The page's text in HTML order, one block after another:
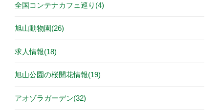
全国コンテナカフェ巡り(4)
旭山動物園(26)
求人情報(18)
旭山公園の桜開花情報(19)
アオゾラガーデン(32)